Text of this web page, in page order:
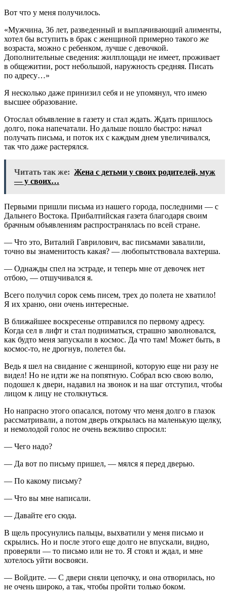
Вот что у меня получилось.
«Мужчина, 36 лет, разведенный и выплачивающий алименты,
хотел бы вступить в брак с женщиной примерно такого же
возраста, можно с ребенком, лучше с девочкой.
Дополнительные сведения: жилплощади не имеет, проживает
в общежитии, рост небольшой, наружность средняя. Писать
по адресу…»
Я несколько даже принизил себя и не упомянул, что имею
высшее образование.
Отослал объявление в газету и стал ждать. Ждать пришлось
долго, пока напечатали. Но дальше пошло быстро: начал
получать письма, и поток их с каждым днем увеличивался,
так что даже растерялся.
Читать так же: Жена с детьми у своих родителей, муж
— у своих…
Первыми пришли письма из нашего города, последними — с
Дальнего Востока. Прибалтийская газета благодаря своим
брачным объявлениям распространялась по всей стране.
— Что это, Виталий Гаврилович, вас письмами завалили,
точно вы знаменитость какая? — любопытствовала вахтерша.
— Однажды спел на эстраде, и теперь мне от девочек нет
отбою, — отшучивался я.
Всего получил сорок семь писем, трех до полета не хватило!
Я их храню, они очень интересные.
В ближайшее воскресенье отправился по первому адресу.
Когда сел в лифт и стал подниматься, страшно заволновался,
как будто меня запускали в космос. Да что там! Может быть, в
космос-то, не дрогнув, полетел бы.
Ведь я шел на свидание с женщиной, которую еще ни разу не
видел! Но не идти же на попятную. Собрал всю свою волю,
подошел к двери, надавил на звонок и на шаг отступил, чтобы
лицом к лицу не столкнуться.
Но напрасно этого опасался, потому что меня долго в глазок
рассматривали, а потом дверь открылась на маленькую щелку,
и немолодой голос не очень вежливо спросил:
— Чего надо?
— Да вот по письму пришел, — мялся я перед дверью.
— По какому письму?
— Что вы мне написали.
— Давайте его сюда.
В щель просунулись пальцы, выхватили у меня письмо и
скрылись. Но и после этого еще долго не впускали, видно,
проверяли — то письмо или не то. Я стоял и ждал, и мне
хотелось уйти восвояси.
— Войдите. — С двери сняли цепочку, и она отворилась, но
не очень широко, а так, чтобы пройти только боком.